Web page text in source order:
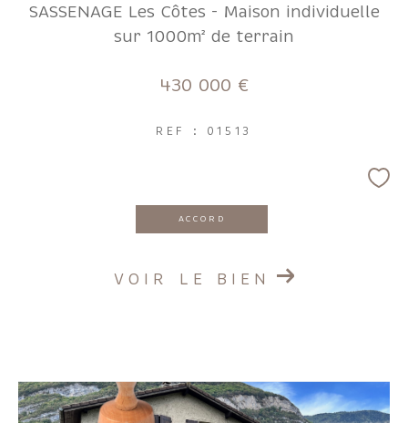
SASSENAGE Les Côtes - Maison individuelle
sur 1000m² de terrain
430 000 €
REF : 01513
ACCORD
VOIR LE BIEN
RECHERCHER